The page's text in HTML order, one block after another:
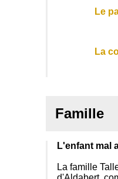
Le
La
Famille
L'enfant mal
La famille